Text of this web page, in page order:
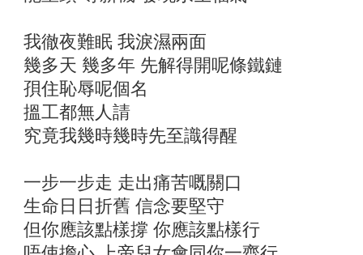
我徹夜難眠 我淚濕兩面
幾多天 幾多年 先解得開呢條鐵鏈
孭住恥辱呢個名
搵工都無人請
究竟我幾時幾時先至識得醒
一步一步走 走出痛苦嘅關口
生命日日折舊 信念要堅守
但你應該點樣撐 你應該點樣行